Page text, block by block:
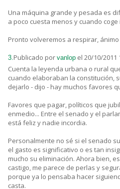
Una máquina grande y pesada es
a poco cuesta menos y cuando
Pronto volveremos a respirar,
3.Publicado por vanlop el 20/10/2011
Cuenta la leyenda urbana o rural
cuando elaboraban la constitución,
dejarlo - dijo - hay muchos favores
Favores que pagar, políticos que
enmedio... Entre el senado y el
está feliz y nadie incordia.
Personalmente no sé si el senado
el gasto es significativo o es tan
mucho su eliminación. Ahora bien,
castigo, me parece de perlas y
porque ya lo pensaba hacer
casta.